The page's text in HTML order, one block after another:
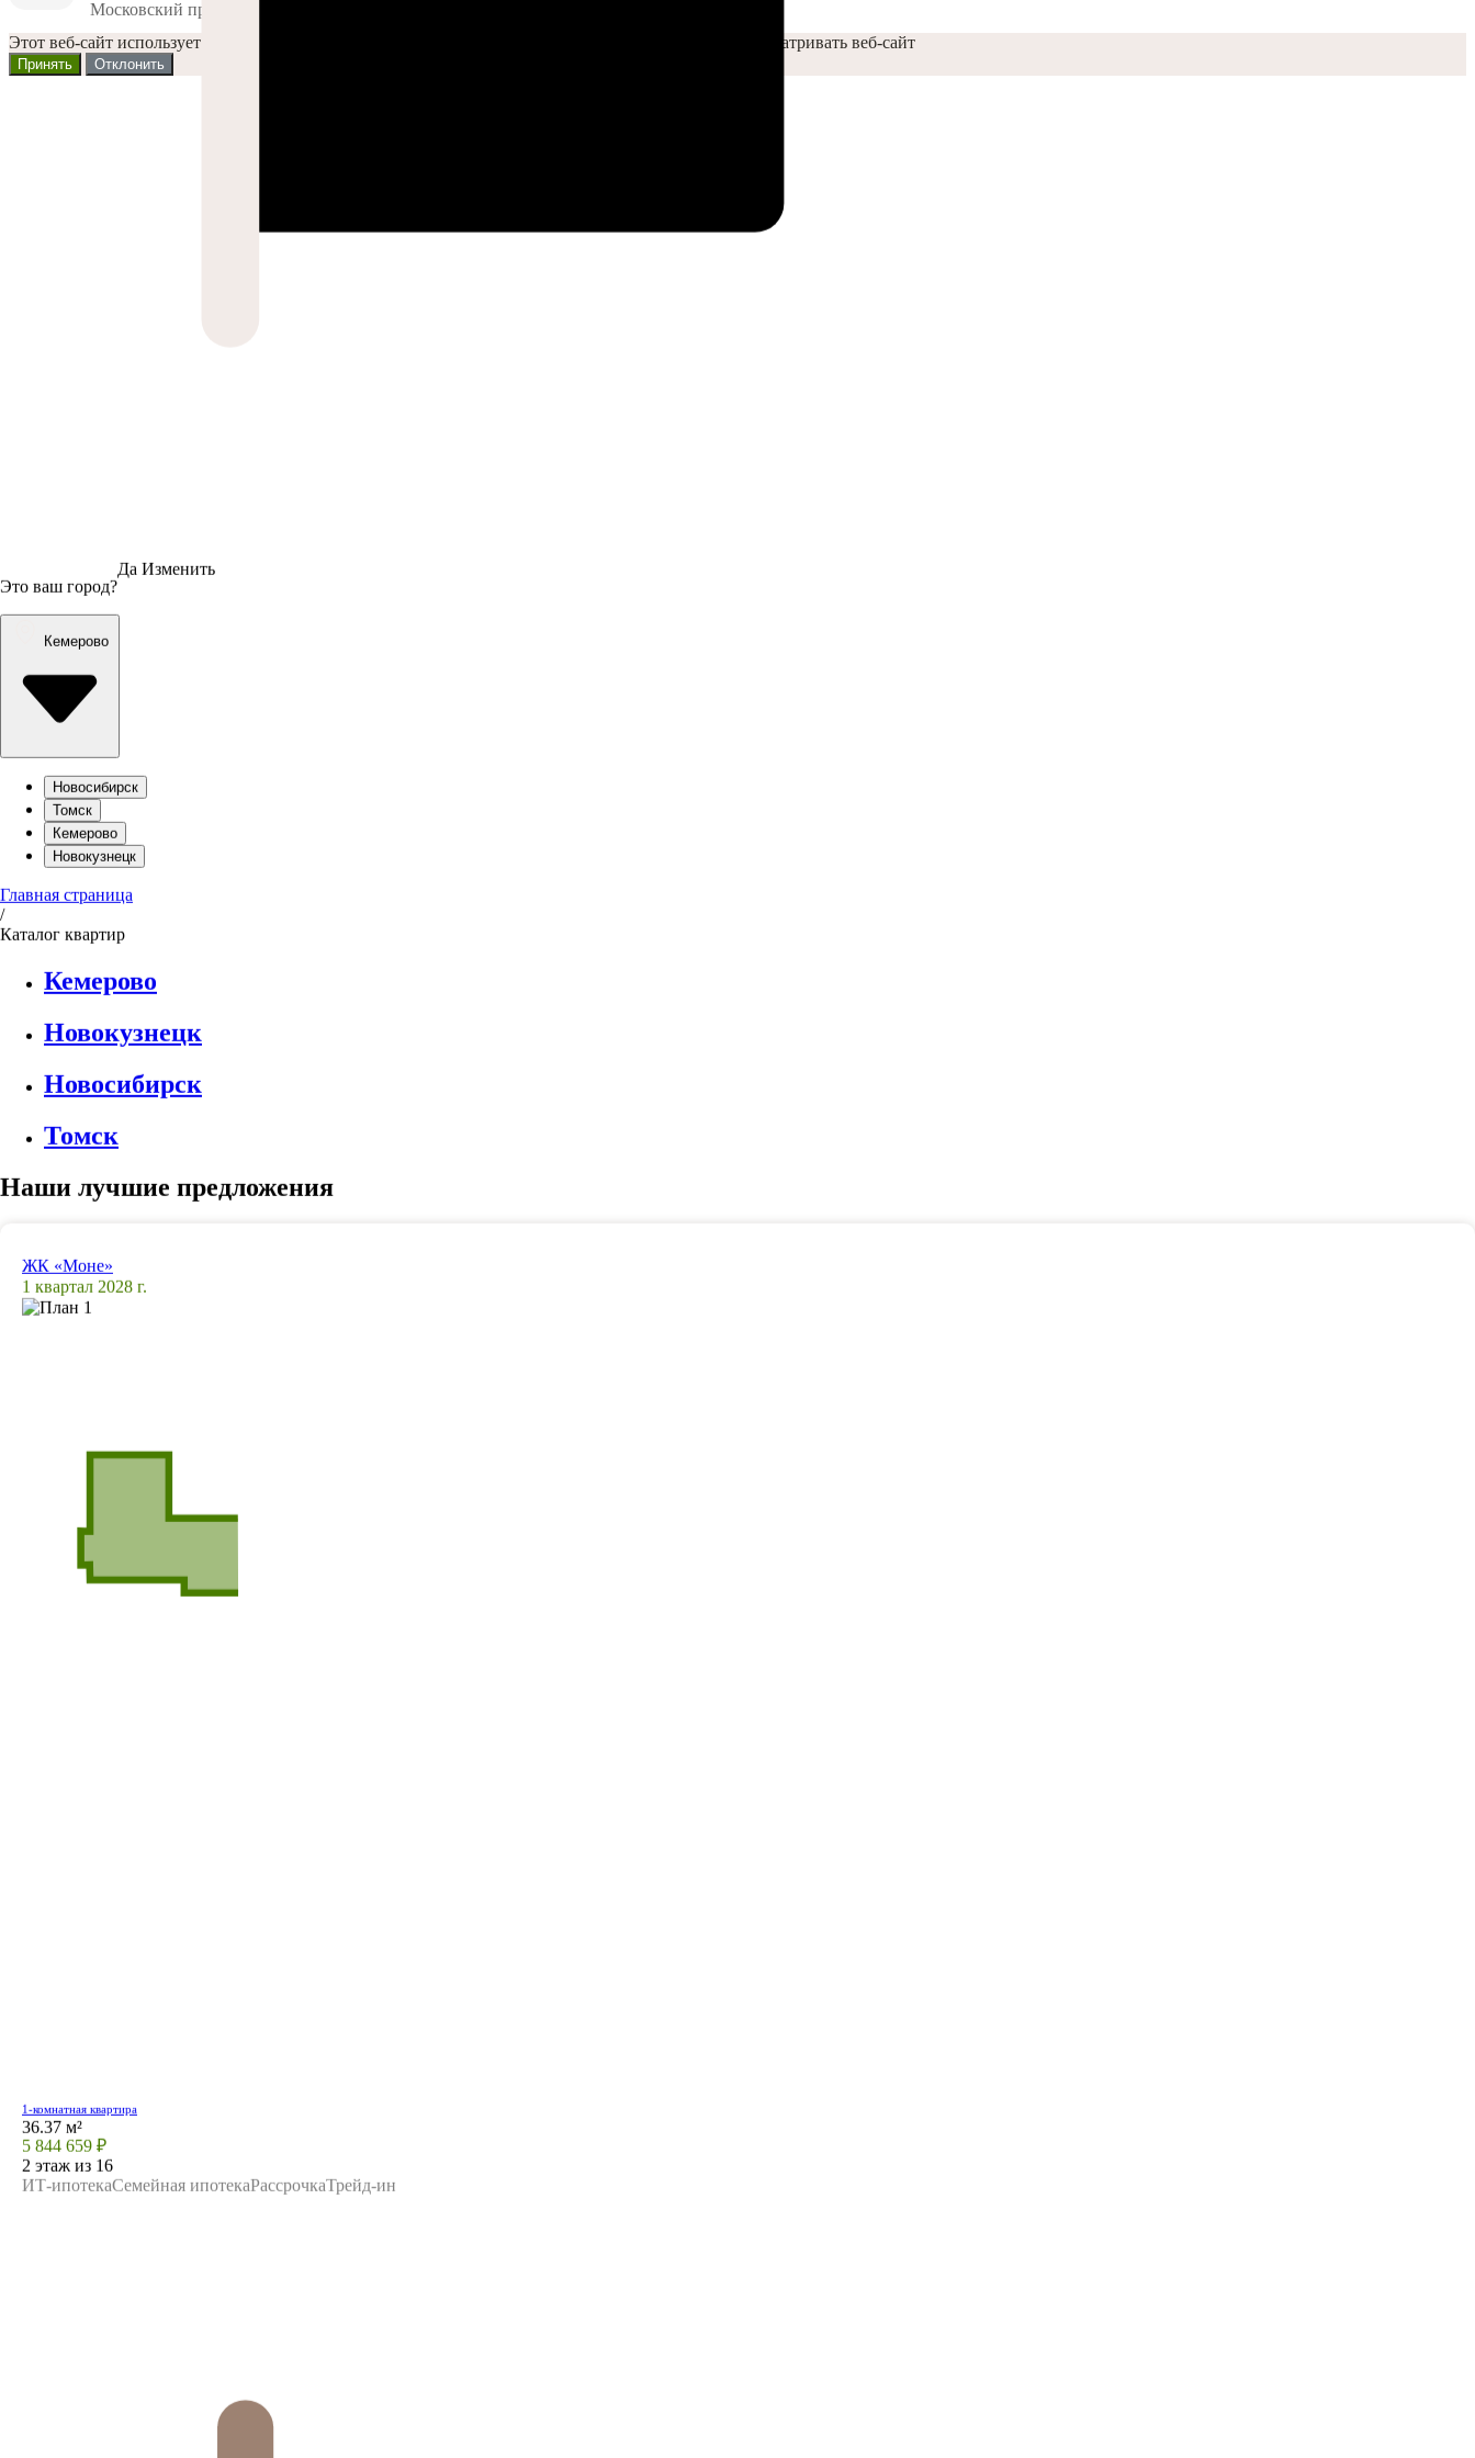
Московский проспект, 23А
Это ваш город?
Да Изменить
Кемерово
Новосибирск
Томск
Кемерово
Новокузнецк
Главная страница
/
Каталог квартир
Кемерово
Новокузнецк
Новосибирск
Томск
Наши лучшие предложения
ЖК «Моне»
1 квартал 2028 г.
1-комнатная квартира
36.37 м²
5 844 659 ₽
2 этаж из 16
ИТ-ипотекаСемейная ипотекаРассрочкаТрейд-ин
Этот веб-сайт использует файлы Cookies и другие решения, чтобы помочь вам лучше и удобнее просматривать веб-сайт
Принять Отклонить